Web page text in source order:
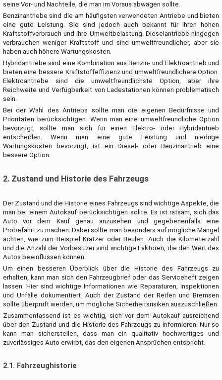
seine Vor- und Nachteile, die man im Voraus abwägen sollte.
Benzinantriebe sind die am häufigsten verwendeten Antriebe und bieten
eine gute Leistung. Sie sind jedoch auch bekannt für ihren hohen
Kraftstoffverbrauch und ihre Umweltbelastung. Dieselantriebe hingegen
verbrauchen weniger Kraftstoff und sind umweltfreundlicher, aber sie
haben auch höhere Wartungskosten.
Hybridantriebe sind eine Kombination aus Benzin- und Elektroantrieb und
bieten eine bessere Kraftstoffeffizienz und umweltfreundlichere Option.
Elektroantriebe sind die umweltfreundlichste Option, aber ihre
Reichweite und Verfügbarkeit von Ladestationen können problematisch
sein.
Bei der Wahl des Antriebs sollte man die eigenen Bedürfnisse und
Prioritäten berücksichtigen. Wenn man eine umweltfreundliche Option
bevorzugt, sollte man sich für einen Elektro- oder Hybridantrieb
entscheiden. Wenn man eine gute Leistung und niedrige
Wartungskosten bevorzugt, ist ein Diesel- oder Benzinantrieb eine
bessere Option.
2. Zustand und Historie des Fahrzeugs
Der Zustand und die Historie eines Fahrzeugs sind wichtige Aspekte, die
man bei einem Autokauf berücksichtigen sollte. Es ist ratsam, sich das
Auto vor dem Kauf genau anzusehen und gegebenenfalls eine
Probefahrt zu machen. Dabei sollte man besonders auf mögliche Mängel
achten, wie zum Beispiel Kratzer oder Beulen. Auch die Kilometerzahl
und die Anzahl der Vorbesitzer sind wichtige Faktoren, die den Wert des
Autos beeinflussen können.
Um einen besseren Überblick über die Historie des Fahrzeugs zu
erhalten, kann man sich den Fahrzeugbrief oder das Serviceheft zeigen
lassen. Hier sind wichtige Informationen wie Reparaturen, Inspektionen
und Unfälle dokumentiert. Auch der Zustand der Reifen und Bremsen
sollte überprüft werden, um mögliche Sicherheitsrisiken auszuschließen.
Zusammenfassend ist es wichtig, sich vor dem Autokauf ausreichend
über den Zustand und die Historie des Fahrzeugs zu informieren. Nur so
kann man sicherstellen, dass man ein qualitativ hochwertiges und
zuverlässiges Auto erwirbt, das den eigenen Ansprüchen entspricht.
2.1. Fahrzeughistorie